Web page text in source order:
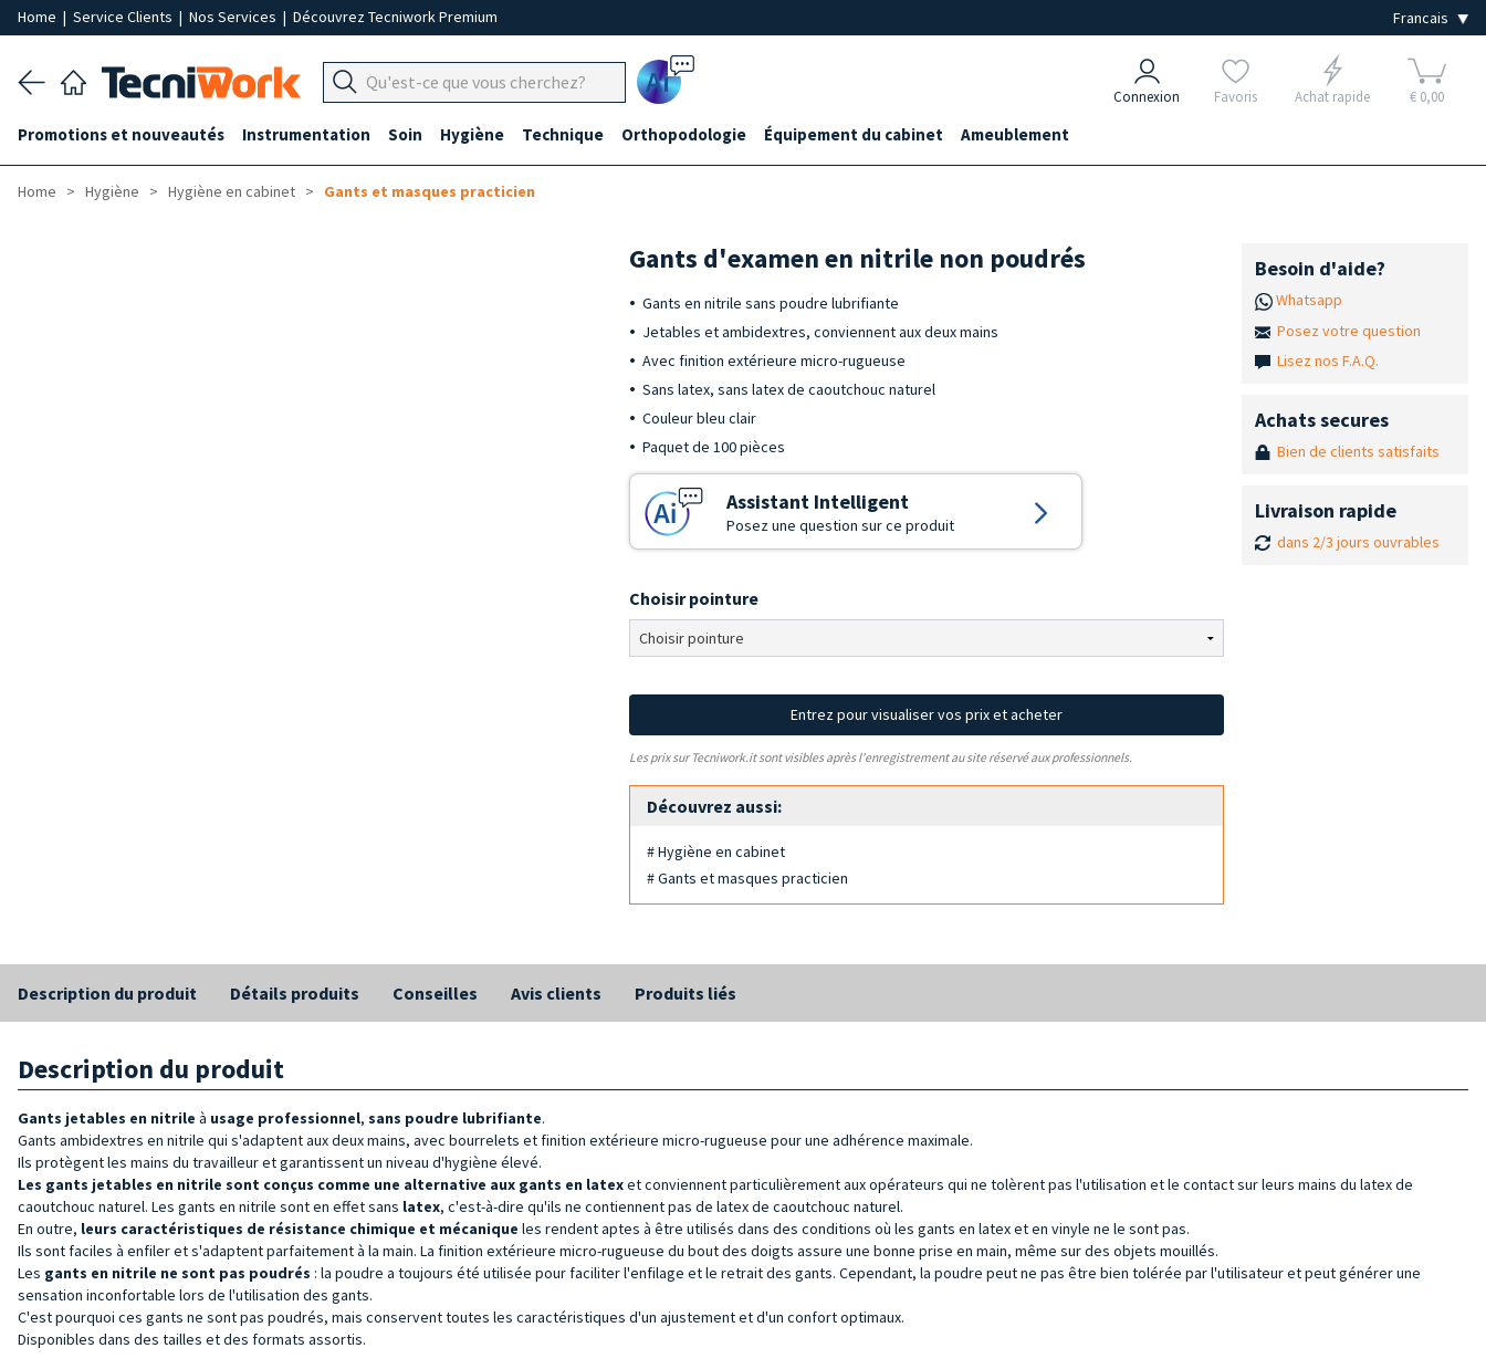
Home | Service Clients | Nos Services | Découvrez Tecniwork Premium
Ai Connexion Favoris Achat rapide € 0,00
Promotions et nouveautés Instrumentation Soin Hygiène Technique Orthopodologie Équipement du cabinet Ameublement
Home Hygiène Hygiène en cabinet Gants et masques practicien
Gants d'examen en nitrile non poudrés
Gants en nitrile sans poudre lubrifiante
Jetables et ambidextres, conviennent aux deux mains
Avec finition extérieure micro-rugueuse
Sans latex, sans latex de caoutchouc naturel
Couleur bleu clair
Paquet de 100 pièces
Assistant Intelligent
Posez une question sur ce produit
Choisir pointure
Entrez pour visualiser vos prix et acheter
Les prix sur Tecniwork.it sont visibles après l'enregistrement au site réservé aux professionnels.
Découvrez aussi:
# Hygiène en cabinet
# Gants et masques practicien
Besoin d'aide?
Whatsapp
Posez votre question
Lisez nos F.A.Q.
Achats secures
Bien de clients satisfaits
Livraison rapide
dans 2/3 jours ouvrables
Description du produit Détails produits Conseilles Avis clients Produits liés
Description du produit
Gants jetables en nitrile à usage professionnel, sans poudre lubrifiante.
Gants ambidextres en nitrile qui s'adaptent aux deux mains, avec bourrelets et finition extérieure micro-rugueuse pour une adhérence maximale.
Ils protègent les mains du travailleur et garantissent un niveau d'hygiène élevé.
Les gants jetables en nitrile sont conçus comme une alternative aux gants en latexet conviennent particulièrement aux opérateurs qui ne tolèrent pas l'utilisation et le contact sur leurs mains du latex de
caoutchouc naturel. Les gants en nitrile sont en effet sans latex, c'est-à-dire qu'ils ne contiennent pas de latex de caoutchouc naturel.
En outre, leurs caractéristiques de résistance chimique et mécanique les rendent aptes à être utilisés dans des conditions où les gants en latex et en vinyle ne le sont pas.
Ils sont faciles à enfiler et s'adaptent parfaitement à la main. La finition extérieure micro-rugueuse du bout des doigts assure une bonne prise en main, même sur des objets mouillés.
Les gants en nitrile ne sont pas poudrés : la poudre a toujours été utilisée pour faciliter l'enfilage et le retrait des gants. Cependant, la poudre peut ne pas être bien tolérée par l'utilisateur et peut générer une
sensation inconfortable lors de l'utilisation des gants.
C'est pourquoi ces gants ne sont pas poudrés, mais conservent toutes les caractéristiques d'un ajustement et d'un confort optimaux.
Disponibles dans des tailles et des formats assortis.